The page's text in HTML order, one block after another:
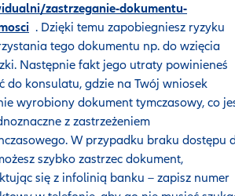
zastrzeganie-dokumentu-
. Dzięki temu zapobiegniesz ryzyku
tego dokumentu np. do wzięcia
Następnie fakt jego utraty powinieneś
do konsulatu, gdzie na Twój wniosek
wyrobiony dokument tymczasowy, co
z zastrzeżeniem
W przypadku braku dostępu
szybko zastrzec dokument,
się z infolinią banku – zapisz numer